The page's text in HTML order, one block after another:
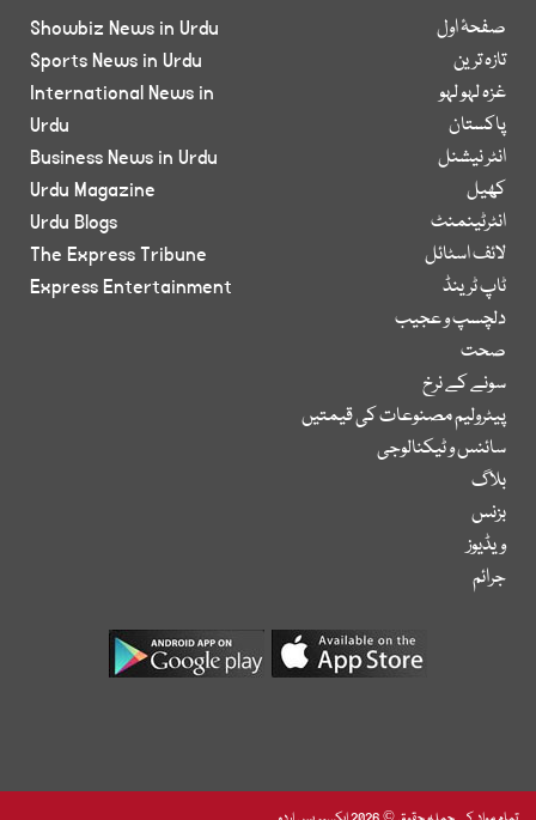
صفحۂ اول
تازہ ترین
غزہ لہو لہو
پاکستان
انٹر نیشنل
کھیل
انٹرٹینمنٹ
لائف اسٹائل
ٹاپ ٹرینڈ
دلچسپ و عجیب
صحت
سونے کے نرخ
پیٹرولیم مصنوعات کی قیمتیں
سائنس و ٹیکنالوجی
بلاگ
بزنس
ویڈیوز
جرائم
Showbiz News in Urdu
Sports News in Urdu
International News in
Urdu
Business News in Urdu
Urdu Magazine
Urdu Blogs
The Express Tribune
Express Entertainment